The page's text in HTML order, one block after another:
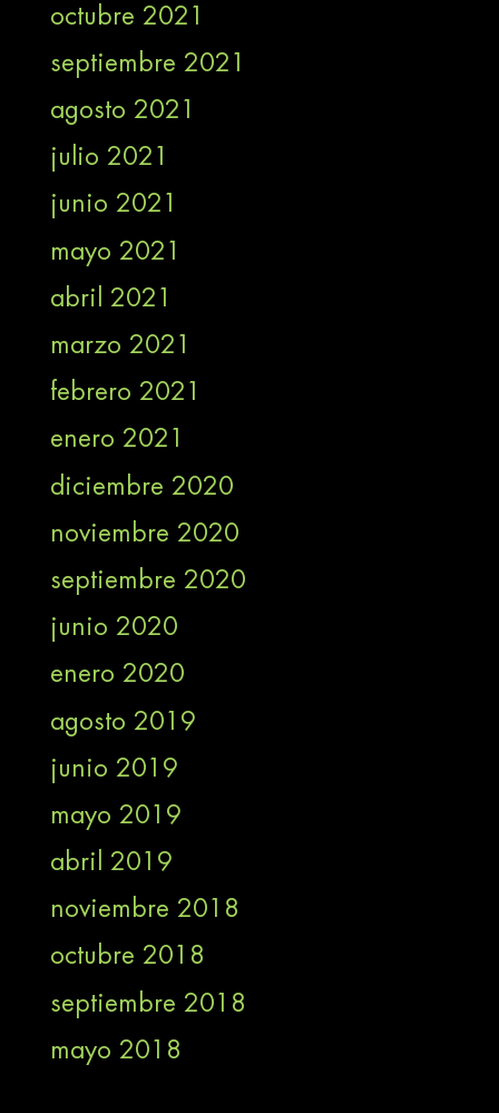
octubre 2021
septiembre 2021
agosto 2021
julio 2021
junio 2021
mayo 2021
abril 2021
marzo 2021
febrero 2021
enero 2021
diciembre 2020
noviembre 2020
septiembre 2020
junio 2020
enero 2020
agosto 2019
junio 2019
mayo 2019
abril 2019
noviembre 2018
octubre 2018
septiembre 2018
mayo 2018